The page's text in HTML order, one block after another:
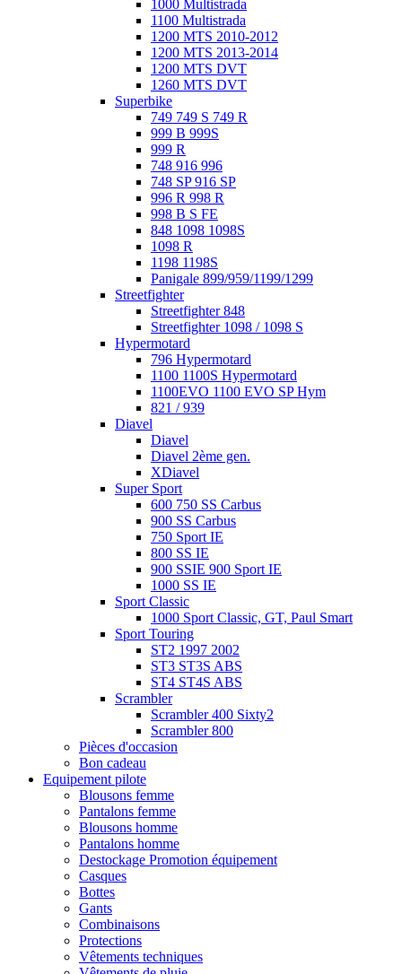
1000 Multistrada
1100 Multistrada
1200 MTS 2010-2012
1200 MTS 2013-2014
1200 MTS DVT
1260 MTS DVT
Superbike
749 749 S 749 R
999 B 999S
999 R
748 916 996
748 SP 916 SP
996 R 998 R
998 B S FE
848 1098 1098S
1098 R
1198 1198S
Panigale 899/959/1199/1299
Streetfighter
Streetfighter 848
Streetfighter 1098 / 1098 S
Hypermotard
796 Hypermotard
1100 1100S Hypermotard
1100EVO 1100 EVO SP Hym
821 / 939
Diavel
Diavel
Diavel 2ème gen.
XDiavel
Super Sport
600 750 SS Carbus
900 SS Carbus
750 Sport IE
800 SS IE
900 SSIE 900 Sport IE
1000 SS IE
Sport Classic
1000 Sport Classic, GT, Paul Smart
Sport Touring
ST2 1997 2002
ST3 ST3S ABS
ST4 ST4S ABS
Scrambler
Scrambler 400 Sixty2
Scrambler 800
Pièces d'occasion
Bon cadeau
Equipement pilote
Blousons femme
Pantalons femme
Blousons homme
Pantalons homme
Destockage Promotion équipement
Casques
Bottes
Gants
Combinaisons
Protections
Vêtements techniques